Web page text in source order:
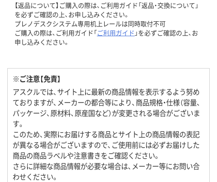
【返品について】ご購入の際は、ご利用ガイド「返品・交換について」
を必ずご確認の上、お申し込みください。
プレノデスクシステム専用机上レールは同時取付不可
ご購入の際は、ご利用ガイド「ご利用ガイド 」を必ずご確認の上、お
申し込みください。
※ご注意【免責】
アスクルでは、サイト上に最新の商品情報を表示するよう努め
ておりますが、メーカーの都合等により、商品規格・仕様（容量、
パッケージ、原材料、原産国など）が変更される場合がございま
す。
このため、実際にお届けする商品とサイト上の商品情報の表記
が異なる場合がございますので、ご使用前には必ずお届けした
商品の商品ラベルや注意書きをご確認ください。
さらに詳細な商品情報が必要な場合は、メーカー等にお問い合
わせください。